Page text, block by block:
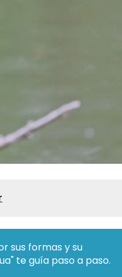
sus formas y su
te guía paso a paso.